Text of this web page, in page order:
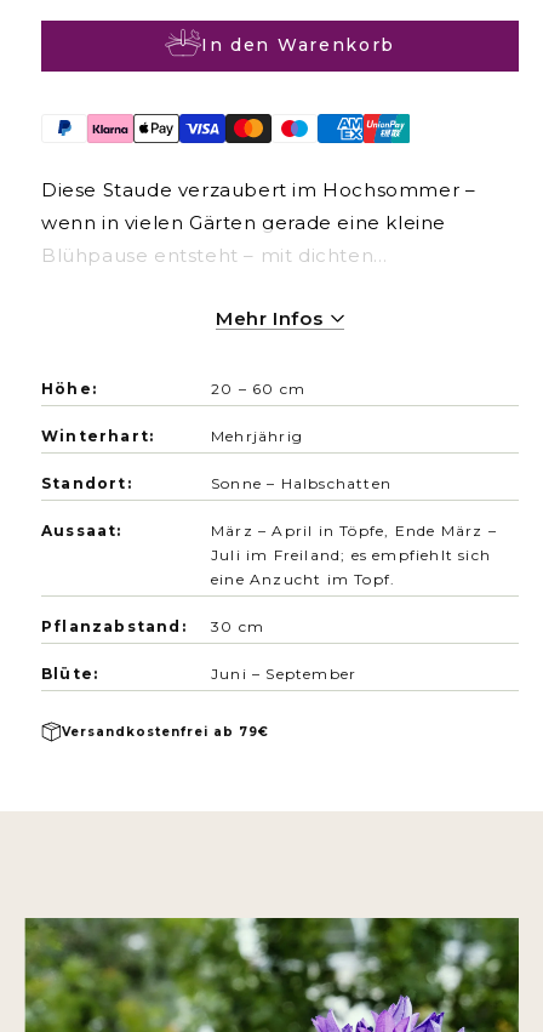
r
i
In den Warenkorb
Diese Staude verzaubert im Hochsommer –
wenn in vielen Gärten gerade eine kleine
Blühpause entsteht – mit dichten
Cottage- und Bauerngarten-Pflanze, ideal auch
pflegeleicht und lässt sich auch gut im Topf
Rückschnitt eine zweite Blüte.
Mehr Infos
Höhe: 20 – 60 cm
Winterhart: Mehrjährig
Standort: Sonne – Halbschatten
Aussaat:
März – April in Töpfe, Ende März –
Juli im Freiland; es empfiehlt sich
eine Anzucht im Topf.
Pflanzabstand: 30 cm
Blüte: Juni – September
Versandkostenfrei ab 79€